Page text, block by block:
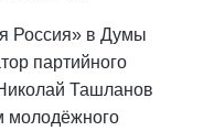
Россия» в Думы
партийного
Ташланов
молодёжного